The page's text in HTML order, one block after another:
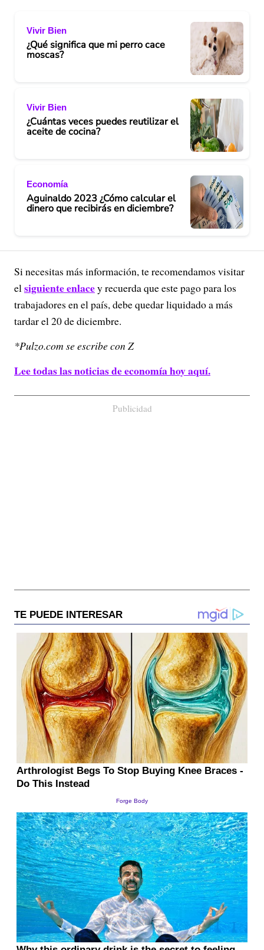
Vivir Bien
¿Qué significa que mi perro cace
moscas?
Vivir Bien
¿Cuántas veces puedes reutilizar el
aceite de cocina?
Economía
Aguinaldo 2023 ¿Cómo calcular el
dinero que recibirás en diciembre?
Si necesitas más información, te recomendamos visitar
elsiguiente enlacey recuerda que este pago para los
trabajadores en el país, debe quedar liquidado a más
tardar el 20 de diciembre.
*Pulzo.com se escribe con Z
Lee todas las noticias de economía hoy aquí.
Publicidad